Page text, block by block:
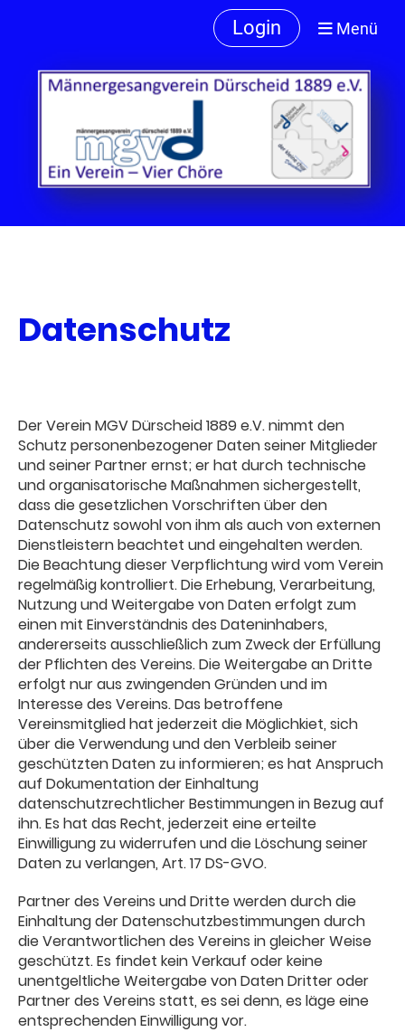
Login Menü
Datenschutz
Der Verein MGV Dürscheid 1889 e.V. nimmt den
Schutz personenbezogener Daten seiner Mitglieder
und seiner Partner ernst; er hat durch technische
und organisatorische Maßnahmen sichergestellt,
dass die gesetzlichen Vorschriften über den
Datenschutz sowohl von ihm als auch von externen
Dienstleistern beachtet und eingehalten werden.
Die Beachtung dieser Verpflichtung wird vom Verein
regelmäßig kontrolliert. Die Erhebung, Verarbeitung,
Nutzung und Weitergabe von Daten erfolgt zum
einen mit Einverständnis des Dateninhabers,
andererseits ausschließlich zum Zweck der Erfüllung
der Pflichten des Vereins. Die Weitergabe an Dritte
erfolgt nur aus zwingenden Gründen und im
Interesse des Vereins. Das betroffene
Vereinsmitglied hat jederzeit die Möglichkiet, sich
über die Verwendung und den Verbleib seiner
geschützten Daten zu informieren; es hat Anspruch
auf Dokumentation der Einhaltung
datenschutzrechtlicher Bestimmungen in Bezug auf
ihn. Es hat das Recht, jederzeit eine erteilte
Einwilligung zu widerrufen und die Löschung seiner
Daten zu verlangen, Art. 17 DS-GVO.
Partner des Vereins und Dritte werden durch die
Einhaltung der Datenschutzbestimmungen durch
die Verantwortlichen des Vereins in gleicher Weise
geschützt. Es findet kein Verkauf oder keine
unentgeltliche Weitergabe von Daten Dritter oder
Partner des Vereins statt, es sei denn, es läge eine
entsprechenden Einwilligung vor.